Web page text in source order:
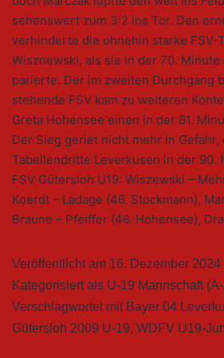
sehenswert zum 3:2 ins Tor. Den
verhinderte die ohnehin starke FSV-
Wisznewski, als sie in der 70.
parierte. Der im zweiten Durchgang
stehende FSV kam zu weiteren
Greta Hohensee einen in der 81.
Der Sieg geriet nicht mehr in
Tabellendritte Leverkusen in der 90.
FSV Gütersloh U19: Wiszewski –
Koerdt – Ladage (46. Stockmann),
Braune – Pfeiffer (46. Hohensee),
Veröffentlicht am 16. Dezember 2024
Kategorisiert als U-19 Mannschaft
Verschlagwortet mit Bayer 04
Gütersloh 2009 U-19, WDFV U19-